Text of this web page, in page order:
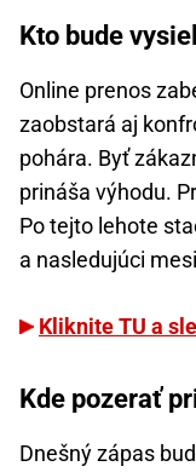
Kto bude
Online prenos
zaobstará aj
pohára. Byť
prináša výhodu.
Po tejto lehote
a nasledujúci
Kliknite TU a
Kde pozerať
Dnešný zápas